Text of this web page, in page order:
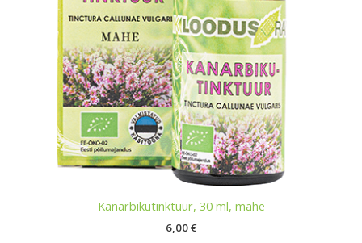
Kanarbikutinktuur, 30 ml, mahe
6,00€